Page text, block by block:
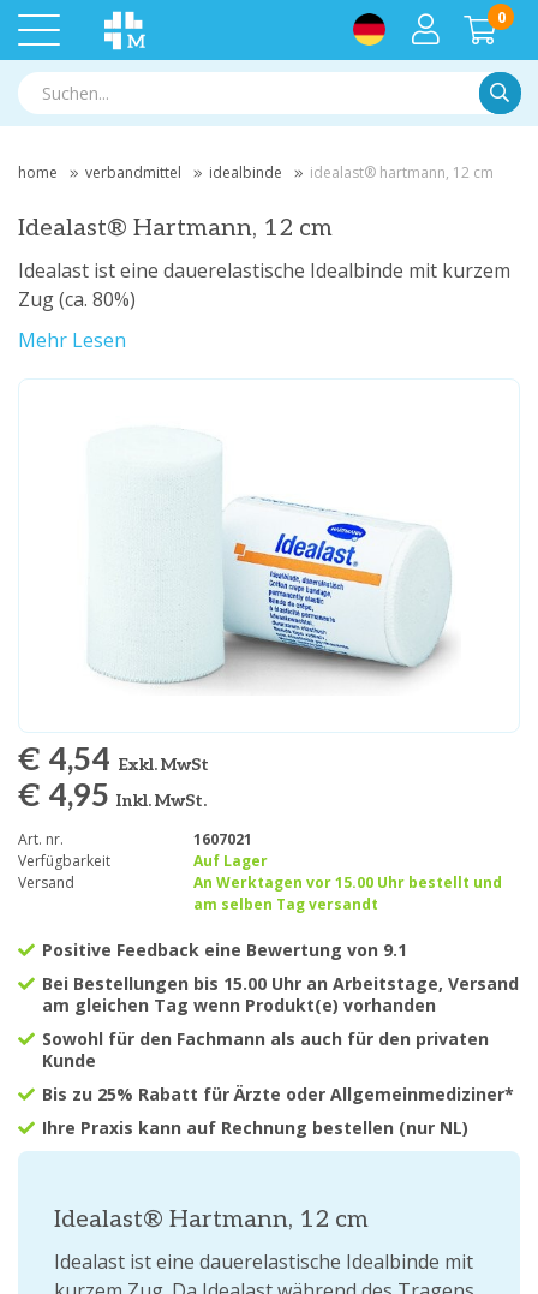
0
home verbandmittel idealbinde idealast® hartmann, 12 cm
Idealast® Hartmann, 12 cm
Idealast ist eine dauerelastische Idealbinde mit kurzem
Zug (ca. 80%)
Mehr Lesen
€ 4,54 Exkl. MwSt
€ 4,95 Inkl. MwSt.
Art. nr.
1607021
Verfügbarkeit
Auf Lager
Versand
An Werktagen vor 15.00 Uhr bestellt und
am selben Tag versandt
Positive Feedback eine Bewertung von 9.1
Bei Bestellungen bis 15.00 Uhr an Arbeitstage, Versand
am gleichen Tag wenn Produkt(e) vorhanden
Sowohl für den Fachmann als auch für den privaten
Kunde
Bis zu 25% Rabatt für Ärzte oder Allgemeinmediziner*
Ihre Praxis kann auf Rechnung bestellen (nur NL)
Idealast® Hartmann, 12 cm
Idealast ist eine dauerelastische Idealbinde mit